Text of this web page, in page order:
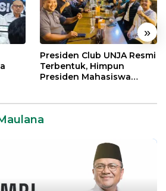
»
Presiden Club UNJA Resmi
Terbentuk, Himpun
Presiden Mahasiswa